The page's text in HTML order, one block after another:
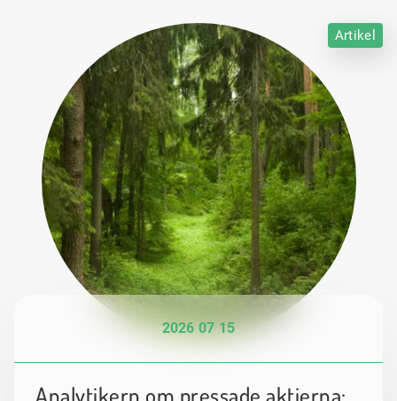
Artikel
2026 07 15
Analytikern om pressade aktierna: